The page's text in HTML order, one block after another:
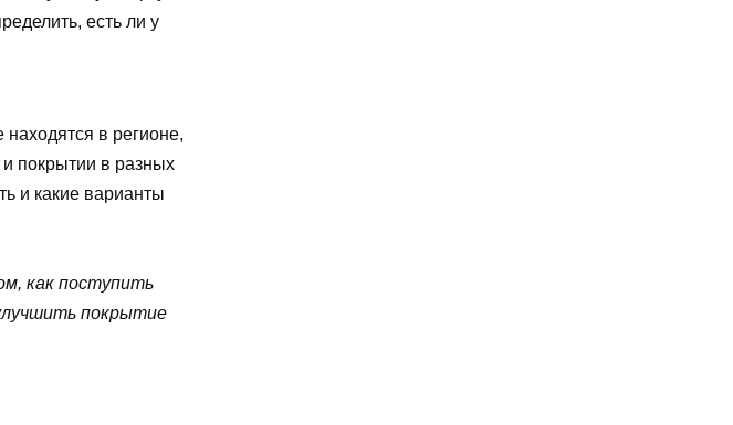
есть ли у
в регионе,
и покрытии в разных
и какие варианты
как поступить
покрытие